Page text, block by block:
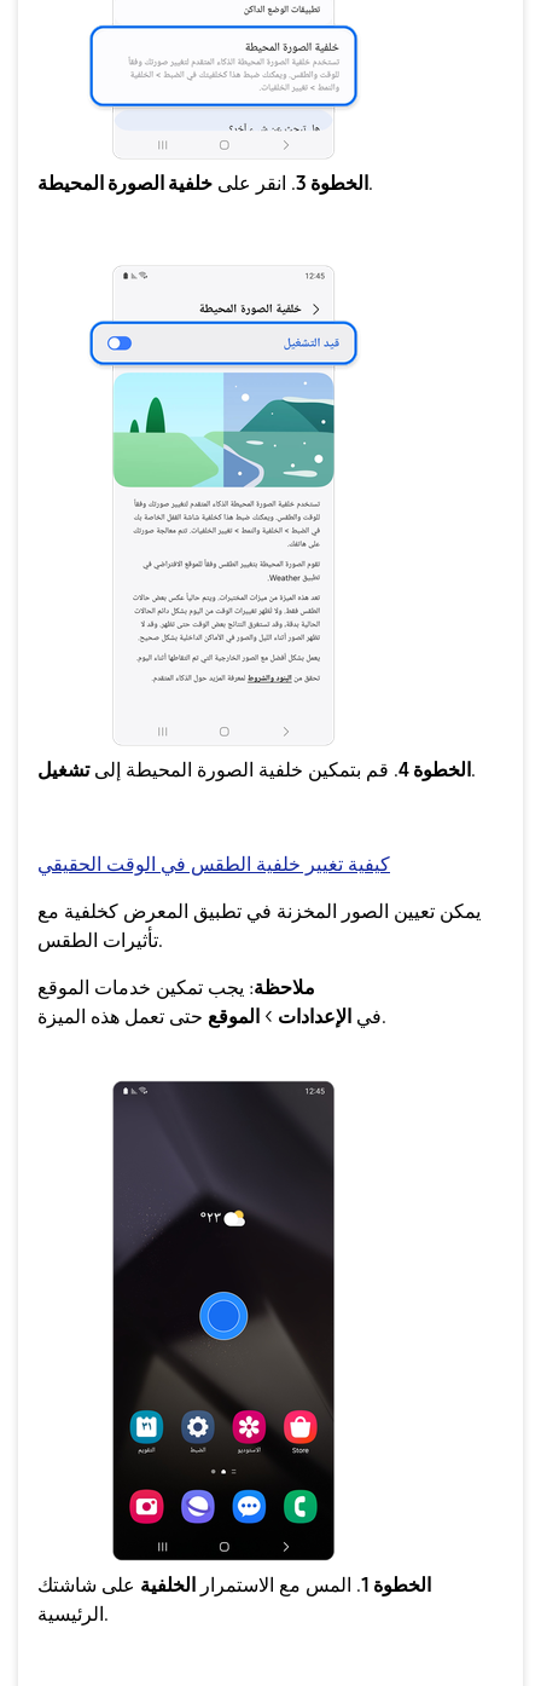
الخطوة 3 . انقر على خلفية الصورة المحيطة .
الخطوة 4 . قم بتمكين خلفية الصورة المحيطة إلى تشغيل .
كيفية تغيير خلفية الطقس في الوقت الحقيقي
يمكن تعيين الصور المخزنة في تطبيق المعرض كخلفية مع
تأثيرات الطقس.
ملاحظة: يجب تمكين خدمات الموقع
في الإعدادات > الموقع حتى تعمل هذه الميزة.
الخطوة 1 . المس مع الاستمرار الخلفية على شاشتك
الرئيسية.